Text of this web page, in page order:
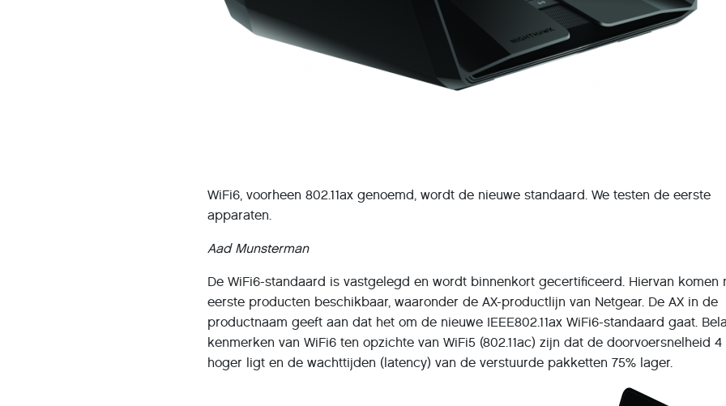
WiFi6, voorheen 802.11ax genoemd, wordt de nieuwe standaard. We testen de eerste
apparaten.
Aad Munsterman
De WiFi6-standaard is vastgelegd en wordt binnenkort gecertificeerd. Hiervan komen
eerste producten beschikbaar, waaronder de AX-productlijn van Netgear. De AX in de
productnaam geeft aan dat het om de nieuwe IEEE802.11ax WiFi6-standaard gaat.
kenmerken van WiFi6 ten opzichte van WiFi5 (802.11ac) zijn dat de doorvoersnelheid
hoger ligt en de wachttijden (latency) van de verstuurde pakketten 75% lager.